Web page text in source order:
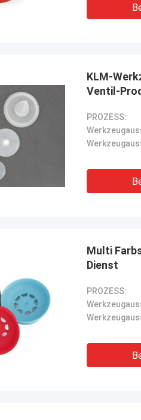
KLM-
Ventil-
PROZESS:
Multi
Dienst
PROZESS: